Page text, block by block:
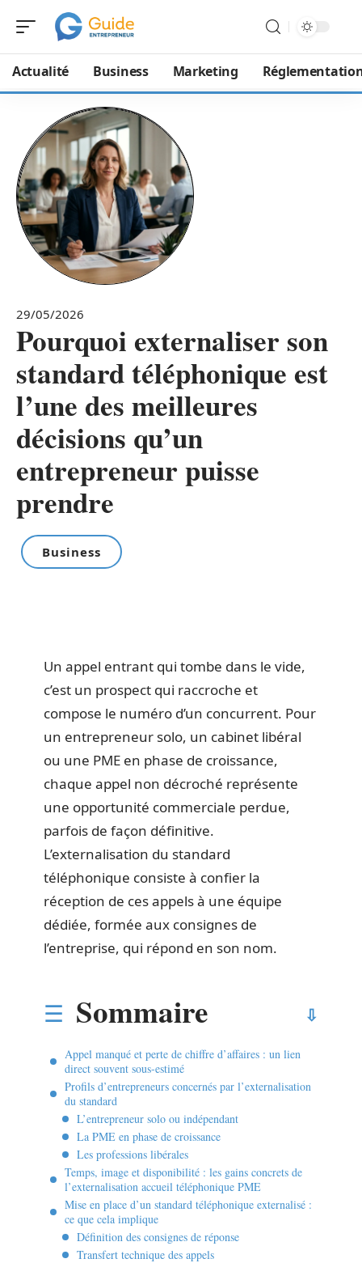
Actualité Business Marketing
29/05/2026
Pourquoi externaliser son
standard téléphonique est
l’une des meilleures
décisions qu’un
entrepreneur puisse
prendre
Business
Un appel entrant qui tombe dans le vide,
c’est un prospect qui raccroche et
compose le numéro d’un concurrent. Pour
un entrepreneur solo, un cabinet libéral
ou une PME en phase de croissance,
chaque appel non décroché représente
une opportunité commerciale perdue,
parfois de façon définitive.
L’externalisation du standard
téléphonique consiste à confier la
réception de ces appels à une équipe
dédiée, formée aux consignes de
l’entreprise, qui répond en son nom.
Sommaire
Appel manqué et perte de chiffre d’affaires : un lien
direct souvent sous-estimé
Profils d’entrepreneurs concernés par l’externalisation
du standard
L’entrepreneur solo ou indépendant
La PME en phase de croissance
Les professions libérales
Temps, image et disponibilité : les gains concrets de
l’externalisation accueil téléphonique PME
Mise en place d’un standard téléphonique externalisé :
ce que cela implique
Définition des consignes de réponse
Transfert technique des appels